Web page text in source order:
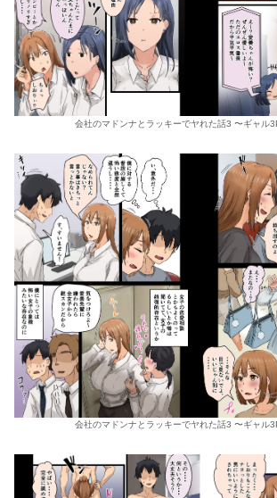
会社のマドンナとラッキーでヤれた話3 〜ギャル
会社のマドンナとラッキーでヤれた話3 〜ギャル